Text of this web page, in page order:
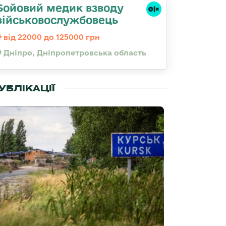
медик взводу
від 22000 до 125000 грн
Дніпро, Дніпропетровська область